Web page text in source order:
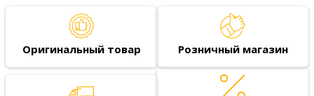
Оригинальный товар Розничный магазин